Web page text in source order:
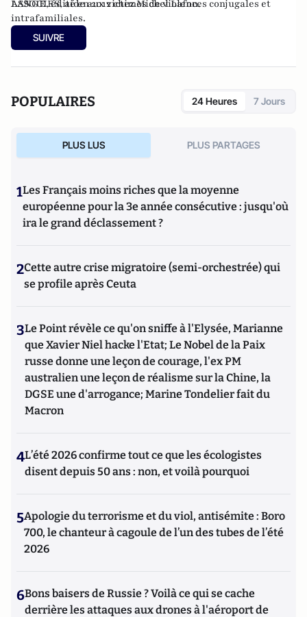
LANGE, édité en 2012 chez Michel Lafon.
ASSOCIES,aide aux victimes de violences conjugales et
intrafamiliales.
SUIVRE
POPULAIRES 24 Heures 7 Jours
PLUS LUS PLUS PARTAGES
1Les Français moins riches que la moyenne
européenne pour la 3e année consécutive : jusqu'où
ira le grand déclassement ?
2Cette autre crise migratoire (semi-orchestrée) qui
se profile après Ceuta
3Le Point révèle ce qu'on sniffe à l'Elysée, Marianne
que Xavier Niel hacke l'Etat; Le Nobel de la Paix
russe donne une leçon de courage, l'ex PM
australien une leçon de réalisme sur la Chine, la
DGSE une d'arrogance; Marine Tondelier fait du
Macron
4L’été 2026 confirme tout ce que les écologistes
disent depuis 50 ans : non, et voilà pourquoi
5Apologie du terrorisme et du viol, antisémite : Boro
700, le chanteur à cagoule de l’un des tubes de l’été
2026
6Bons baisers de Russie ? Voilà ce qui se cache
derrière les attaques aux drones à l'aéroport de